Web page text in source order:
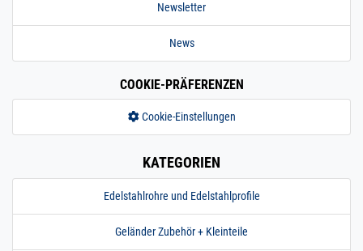
Newsletter
News
COOKIE-PRÄFERENZEN
Cookie-Einstellungen
KATEGORIEN
Edelstahlrohre und Edelstahlprofile
Geländer Zubehör + Kleinteile